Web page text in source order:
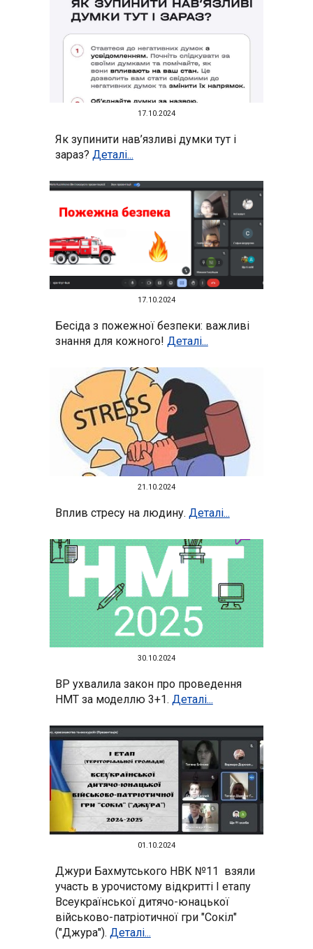
17 .10.2024
Як зупинити нав’язливі думки тут і
зараз? Деталі...
17.10.2024
Бесіда з пожежної безпеки: важливі
знання для кожного! Деталі...
21 .10.2024
Вплив стресу на людину. Деталі...
30.10.2024
ВР ухвалила закон про проведення
НМТ за моделлю 3+1. Деталі...
01.10 .2024
Джури Бахмутського НВК №11 взяли
участь в урочистому відкритті І етапу
Всеукраїнської дитячо-юнацької
військово-патріотичної гри "Сокіл"
("Джура"). Деталі...